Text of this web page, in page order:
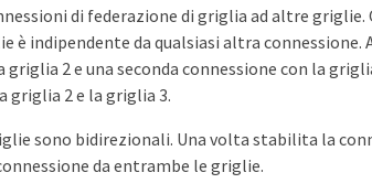
di federazione di griglia ad altre griglie.
è indipendente da qualsiasi altra connessione.
2 e una seconda connessione con la
griglia 2 e la griglia 3.
sono bidirezionali. Una volta stabilita la
da entrambe le griglie.